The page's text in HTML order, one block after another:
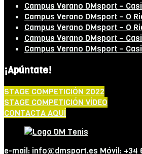
Campus Verano DMsport –
Campus Verano DMsport – O
Campus Verano DMsport – O
Campus Verano DMsport –
Campus Verano DMsport –
¡Apúntate!
STAGE COMPETICIÓN 2022
STAGE COMPETICIÓN VÍDEO
CONTACTA AQUÍ
e-mail: info@dmsport.es Móvil: +34